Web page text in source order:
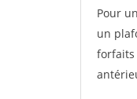
Pour
un
forfaits